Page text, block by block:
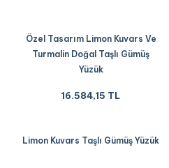
Özel Tasarım Limon Kuvars Ve
Turmalin Doğal Taşlı Gümüş
Yüzük
16.584,15 TL
Limon Kuvars Taşlı Gümüş Yüzük